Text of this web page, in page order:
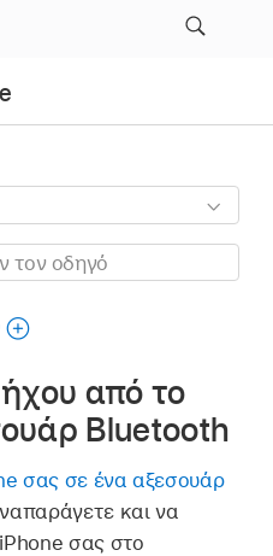
από το
Bluetooth
σας σε ένα αξεσουάρ
και να
σας στο